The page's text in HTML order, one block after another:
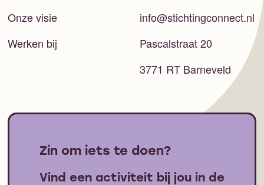
Onze visie
Werken bij
info@stichtingconnect.nl
Pascalstraat 20
3771 RT Barneveld
Zin om iets te doen?
Vind een activiteit bij jou in de